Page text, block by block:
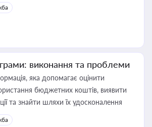
виконання та проблеми
яка допомагає оцінити
бюджетних коштів, виявити
та знайти шляхи їх удосконалення